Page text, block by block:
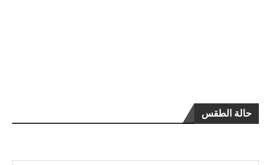
حالة الطقس